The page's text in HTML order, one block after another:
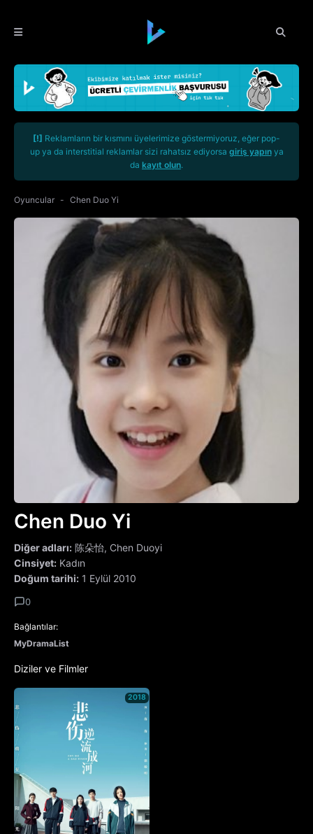
[!] Reklamların bir kısmını üyelerimize göstermiyoruz, eğer pop-
up ya da interstitial reklamlar sizi rahatsız ediyorsa giriş yapınya
da kayıt olun.
Oyuncular Chen Duo Yi
Chen Duo Yi
Diğer adları: 陈朵怡, Chen Duoyi
Cinsiyet: Kadın
Doğum tarihi: 1 Eylül 2010
0
Bağlantılar:
MyDramaList
Diziler ve Filmler
2018